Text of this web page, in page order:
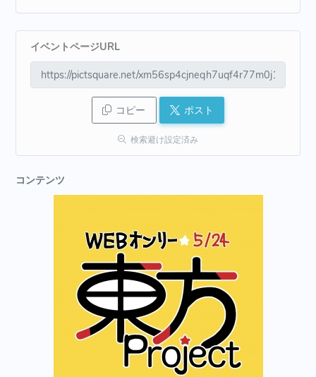
イベントページURL
コピー ポスト
検索避け設定済み
コンテンツ